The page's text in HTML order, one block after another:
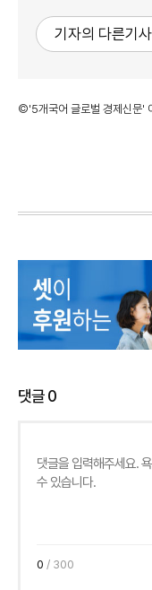
기자의 다른기사
©'5개국어 글로벌 경제신문'
댓글0
0 / 300